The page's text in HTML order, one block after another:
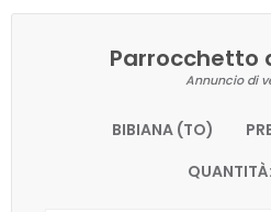
Parrocchetto
Annuncio di
BIBIANA (TO)
QUANTITÀ: